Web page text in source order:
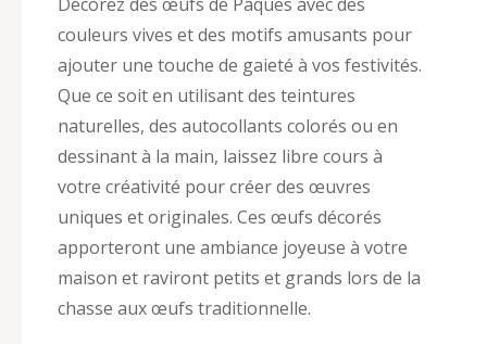
couleurs vives et des motifs amusants pour
ajouter une touche de gaieté à vos festivités.
Que ce soit en utilisant des teintures
naturelles, des autocollants colorés ou en
dessinant à la main, laissez libre cours à
votre créativité pour créer des œuvres
uniques et originales. Ces œufs décorés
apporteront une ambiance joyeuse à votre
maison et raviront petits et grands lors de la
chasse aux œufs traditionnelle.